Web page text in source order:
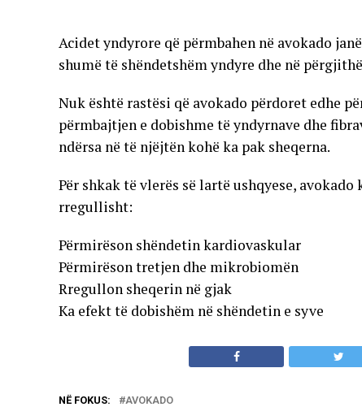
Acidet yndyrore që përmbahen në avokado
shumë të shëndetshëm yndyre dhe në
Nuk është rastësi që avokado përdoret edhe
përmbajtjen e dobishme të yndyrnave dhe
ndërsa në të njëjtën kohë ka pak sheqerna.
Për shkak të vlerës së lartë ushqyese,
rregullisht:
Përmirëson shëndetin kardiovaskular
Përmirëson tretjen dhe mikrobiomën
Rregullon sheqerin në gjak
Ka efekt të dobishëm në shëndetin e syve
NË FOKUS: AVOKADO